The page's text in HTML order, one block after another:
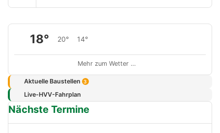
18° 20° 14°
Mehr zum Wetter …
Aktuelle Baustellen 3
Live-HVV-Fahrplan
Nächste Termine